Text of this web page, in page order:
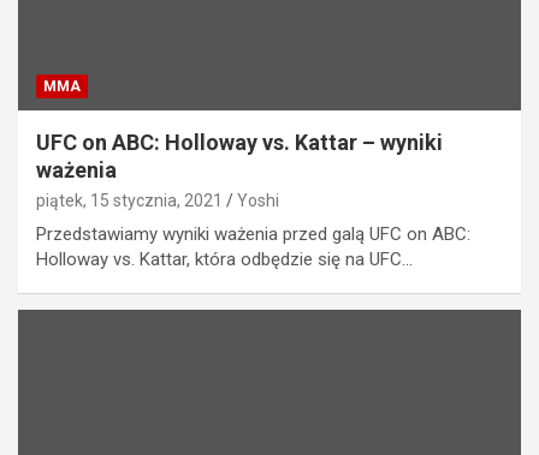
MMA
UFC on ABC: Holloway vs. Kattar – wyniki
ważenia
piątek, 15 stycznia, 2021 Yoshi
Przedstawiamy wyniki ważenia przed galą UFC on ABC:
Holloway vs. Kattar, która odbędzie się na UFC…